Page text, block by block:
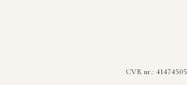
CVR nr.: 41474505